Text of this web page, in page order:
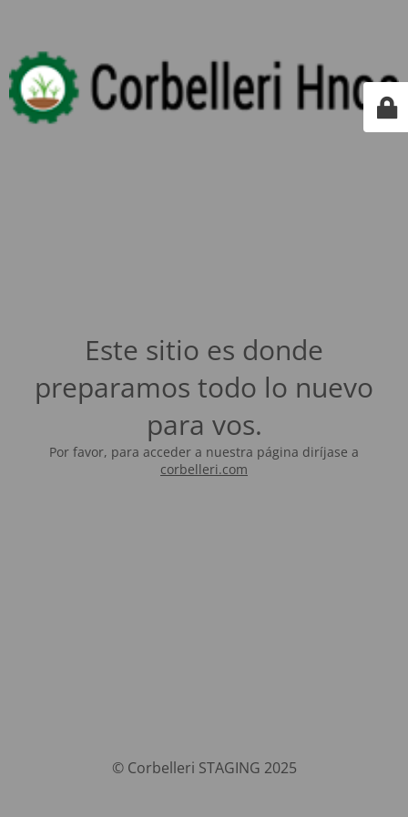
Este sitio es donde
preparamos todo lo nuevo
para vos.
Por favor, para acceder a nuestra página diríjase a
corbelleri.com
© Corbelleri STAGING 2025